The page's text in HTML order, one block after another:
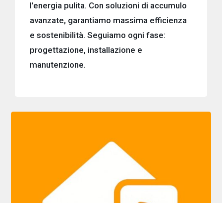
l’energia pulita. Con soluzioni di accumulo
avanzate, garantiamo massima efficienza
e sostenibilità. Seguiamo ogni fase:
progettazione, installazione e
manutenzione.